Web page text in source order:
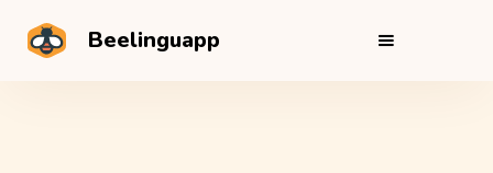
Beelinguapp